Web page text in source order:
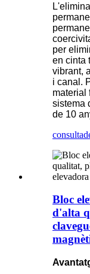
per
en cinta
vibrant,
i canal.
material
sistema
de 10
consulta
Bloc
d'alta